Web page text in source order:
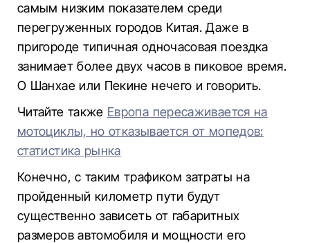
самым низким показателем среди
перегруженных городов Китая. Даже в
пригороде типичная одночасовая поездка
занимает более двух часов в пиковое время.
О Шанхае или Пекине нечего и говорить.
Читайте также Европа пересаживается на
мотоциклы, но отказывается от мопедов:
статистика рынка
Конечно, с таким трафиком затраты на
пройденный километр пути будут
существенно зависеть от габаритных
размеров автомобиля и мощности его